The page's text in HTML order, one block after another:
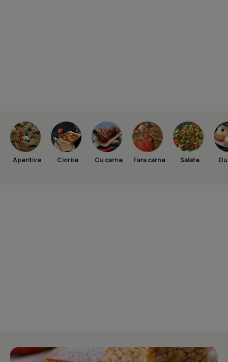
Aperitive Ciorbe Cu carne Fara carne Salate